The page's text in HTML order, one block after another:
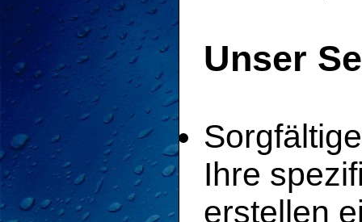
Unser
Ihre
erstellen